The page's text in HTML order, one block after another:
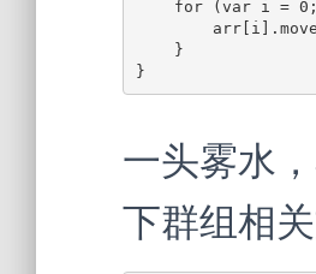
}
一头雾水
下群组相